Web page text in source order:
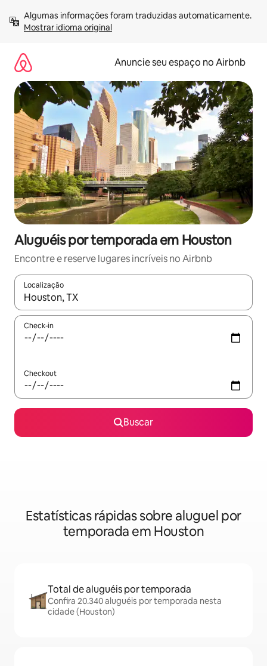
para
Mostrar idioma original
Anuncie seu espaço no Airbnb
Aluguéis por temporada em Houston
Encontre e reserve lugares incríveis no Airbnb
Localização
Quando os resultados estiverem disponíveis, explore-os
Check-in
Checkout
Buscar
Estatísticas rápidas sobre aluguel por
temporada em Houston
Total de aluguéis por temporada
Confira 20.340 aluguéis por temporada nesta
cidade (Houston)